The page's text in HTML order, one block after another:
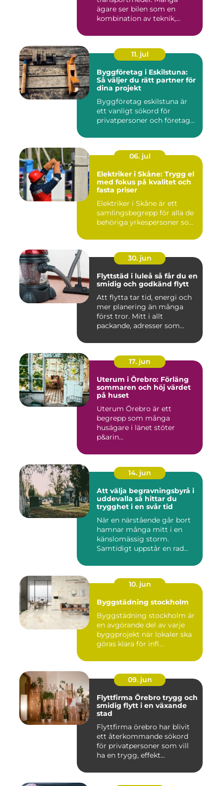
ägare ser bilen som en
kombination av teknik,
11. jul
Byggföretag i Eskilstuna:
Så väljer du rätt partner för
dina projekt
Byggföretag eskilstuna är
ett vanligt sökord för
privatpersoner och företag...
06. jul
Elektriker i Skåne: Trygg el
med fokus på kvalitet och
fasta priser
Elektriker i Skåne är ett
samlingsbegrepp för alla de
behöriga yrkespersoner so...
30. jun
Flyttstäd i luleå så får du en
smidig och godkänd flytt
Att flytta tar tid, energi och
mer planering än många
först tror. Mitt i allt
packande, adresser som...
17. jun
Uterum i Örebro: Förläng
sommaren och höj värdet
på huset
Uterum Örebro är ett
begrepp som många
husägare i länet stöter
p&arin...
14. jun
Att välja begravningsbyrå i
uddevalla så hittar du
trygghet i en svår tid
När en närstående går bort
hamnar många mitt i en
känslomässig storm.
Samtidigt uppstår en rad
10. jun
Byggstädning stockholm
Byggstädning stockholm är
en avgörande del av varje
byggprojekt när lokaler ska
göras klara för infl...
09. jun
Flyttfirma Örebro trygg och
smidig flytt i en växande
stad
Flyttfirma örebro har blivit
ett återkommande sökord
för privatpersoner som vill
ha en trygg, effekt...